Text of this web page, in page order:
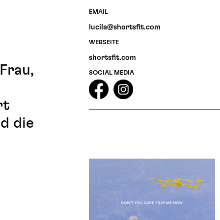
die
EMAIL
lucila@shortsfit.com
WEBSEITE
shortsfit.com
SOCIAL MEDIA